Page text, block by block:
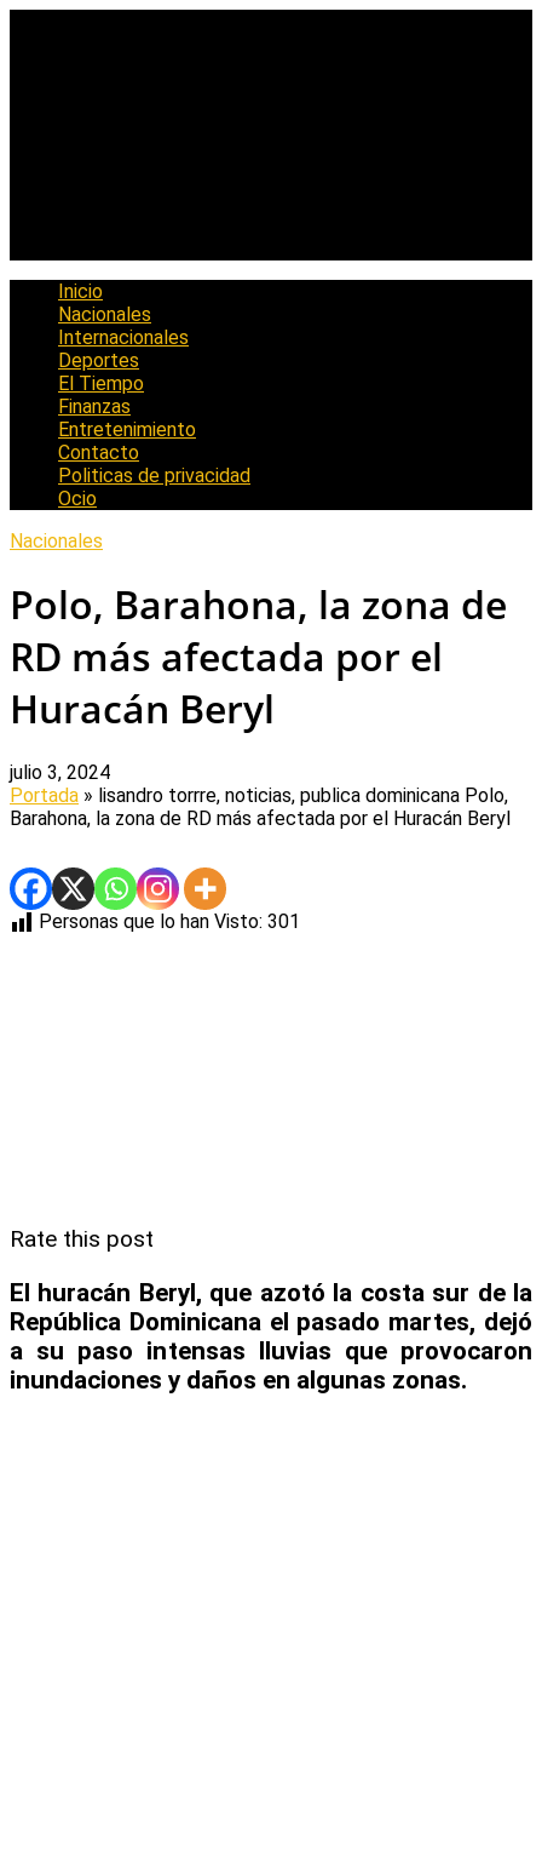
Inicio
Nacionales
Internacionales
Deportes
El Tiempo
Finanzas
Entretenimiento
Contacto
Politicas de privacidad
Ocio
Nacionales
Polo, Barahona, la zona de
RD más afectada por el
Huracán Beryl
julio 3, 2024
Portada » lisandro torrre, noticias, publica dominicana Polo,
Barahona, la zona de RD más afectada por el Huracán Beryl
Personas que lo han Visto: 301
Rate this post
El huracán Beryl, que azotó la costa sur de la
República Dominicana el pasado martes, dejó
a su paso intensas lluvias que provocaron
inundaciones y daños en algunas zonas.